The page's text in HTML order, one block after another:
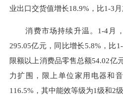
业出口交货值增长18.9%，比1-3月
消费市场持续升温。1-4月，
295.05亿元，同比增长5.8%，比
限额以上消费品零售总额54.02亿
力扩围，限上单位家用电器和
116.5%，其中能效等级为1级和2